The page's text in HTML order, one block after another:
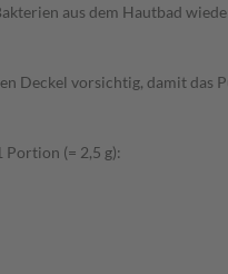
aus dem Hautbad
Deckel vorsichtig, damit
(= 2,5 g):